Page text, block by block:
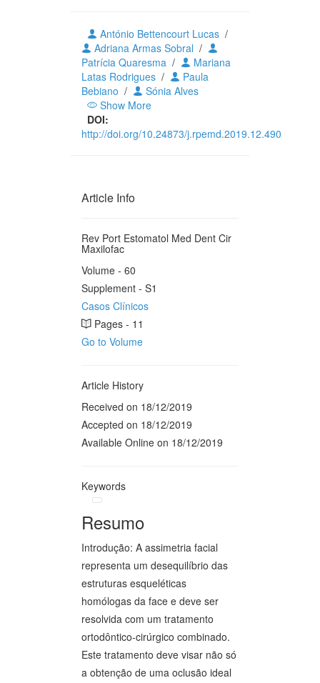
António Bettencourt Lucas /
Adriana Armas Sobral /
Patrícia Quaresma /
Mariana
Latas Rodrigues /
Paula
Bebiano /
Sónia Alves
Show More
DOI:
http://doi.org/10.24873/j.rpemd.2019.12.490
Article Info
Rev Port Estomatol Med Dent Cir
Maxilofac
Volume - 60
Supplement - S1
Casos Clínicos
Pages - 11
Go to Volume
Article History
Received on 18/12/2019
Accepted on 18/12/2019
Available Online on 18/12/2019
Keywords
Resumo
Introdução: A assimetria facial
representa um desequilíbrio das
estruturas esqueléticas
homólogas da face e deve ser
resolvida com um tratamento
ortodôntico-cirúrgico combinado.
Este tratamento deve visar não só
a obtenção de uma oclusão ideal